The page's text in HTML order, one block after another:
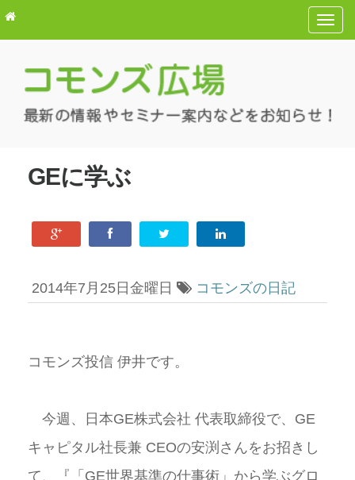
T
o
e
o
GEに学ぶ
2014年7月25日金曜日 コモンズの日記
コモンズ投信 伊井です。
今週、日本GE株式会社 代表取締役で、GE
キャピタル社長兼 CEOの安渕さんをお招きし
て、『「GE世界基準の仕事術」から学ぶグロ